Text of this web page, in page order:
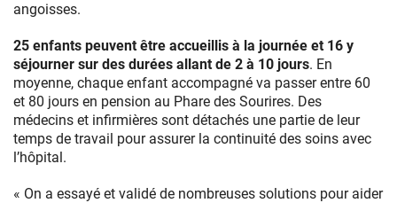
angoisses.
25 enfants peuvent être accueillis à la journée et 16 y
séjourner sur des durées allant de 2 à 10 jours. En
moyenne, chaque enfant accompagné va passer entre 60
et 80 jours en pension au Phare des Sourires. Des
médecins et infirmières sont détachés une partie de leur
temps de travail pour assurer la continuité des soins avec
l’hôpital.
« On a essayé et validé de nombreuses solutions pour aider